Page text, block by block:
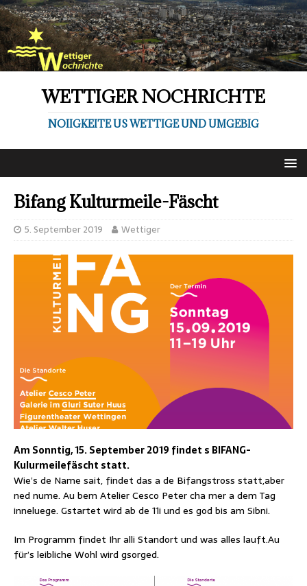
WETTIGER NOCHRICHTE
NOIIGKEITE US WETTIGE UND UMGEBIG
Bifang Kulturmeile-Fäscht
5. September 2019 Wettiger
Am Sonntig, 15. September 2019 findet s BIFANG-
Kulurmeilefäscht statt.
Wie’s de Name sait, findet das a de Bifangstross statt,aber
ned nume. Au bem Atelier Cesco Peter cha mer a dem Tag
inneluege. Gstartet wird ab de 11i und es god bis am Sibni.
Im Programm findet Ihr alli Standort und was alles lauft.Au
für’s leibliche Wohl wird gsorged.